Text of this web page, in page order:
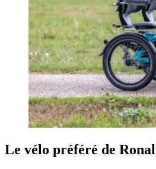
Le vélo préféré de